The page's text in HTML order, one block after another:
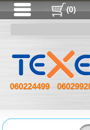
(0)
060224499